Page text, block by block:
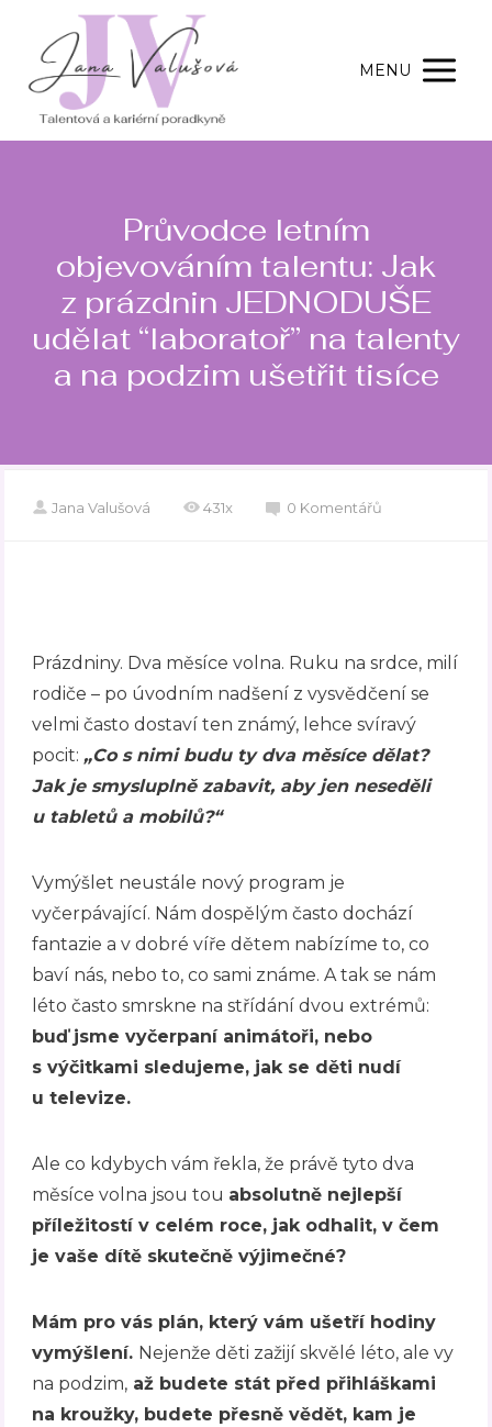
MENU
Průvodce letním
objevováním talentu: Jak
z prázdnin JEDNODUŠE
udělat “laboratoř” na talenty
a na podzim ušetřit tisíce
Jana Valušová 431x 0 Komentářů
Prázdniny. Dva měsíce volna. Ruku na srdce, milí
rodiče – po úvodním nadšení z vysvědčení se
velmi často dostaví ten známý, lehce svíravý
pocit: „Co s nimi budu ty dva měsíce dělat?
Jak je smysluplně zabavit, aby jen neseděli
u tabletů a mobilů?“
Vymýšlet neustále nový program je
vyčerpávající. Nám dospělým často dochází
fantazie a v dobré víře dětem nabízíme to, co
baví nás, nebo to, co sami známe. A tak se nám
léto často smrskne na střídání dvou extrémů:
buď jsme vyčerpaní animátoři, nebo
s výčitkami sledujeme, jak se děti nudí
u televize.
Ale co kdybych vám řekla, že právě tyto dva
měsíce volna jsou tou absolutně nejlepší
příležitostí v celém roce, jak odhalit, v čem
je vaše dítě skutečně výjimečné?
Mám pro vás plán, který vám ušetří hodiny
vymýšlení. Nejenže děti zažijí skvělé léto, ale vy
na podzim, až budete stát před přihláškami
na kroužky, budete přesně vědět, kam je